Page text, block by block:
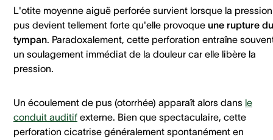
L'otite moyenne aiguë perforée survient lorsque la
pus devient tellement forte qu'elle provoque une rupture du
tympan. Paradoxalement, cette perforation entraîne
un soulagement immédiat de la douleur car elle libère la
pression.
Un écoulement de pus (otorrhée) apparaît alors dans le
conduit auditif externe. Bien que spectaculaire, cette
perforation cicatrise généralement spontanément en